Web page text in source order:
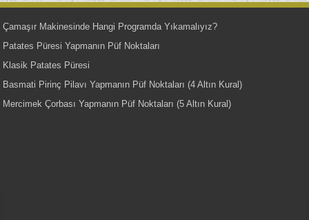
Çamaşır Makinesinde Hangi Programda Yıkamalıyız?
Patates Püresi Yapmanın Püf Noktaları
Klasik Patates Püresi
Basmati Pirinç Pilavı Yapmanın Püf Noktaları (4 Altın Kural)
Mercimek Çorbası Yapmanın Püf Noktaları (5 Altın Kural)